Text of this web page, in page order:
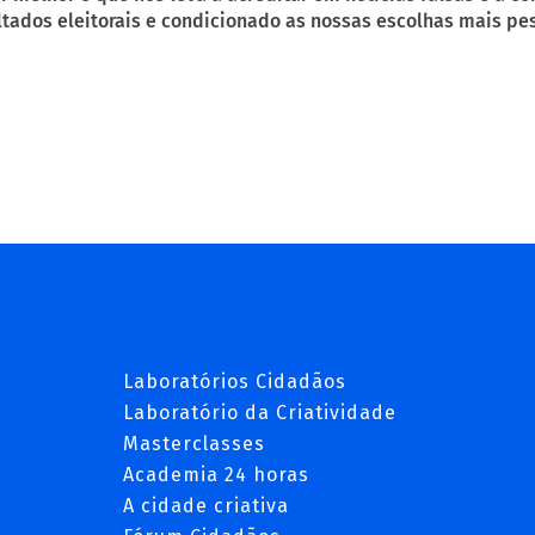
eleitorais e condicionado as nossas escolhas mais
Laboratórios Cidadãos
Laboratório da Criatividade
Masterclasses
Academia 24 horas
A cidade criativa